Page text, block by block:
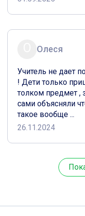
Олеся
Учитель не дает
! Дети только
толком предмет ,
сами объясняли
такое вообще ...
26.11.2024